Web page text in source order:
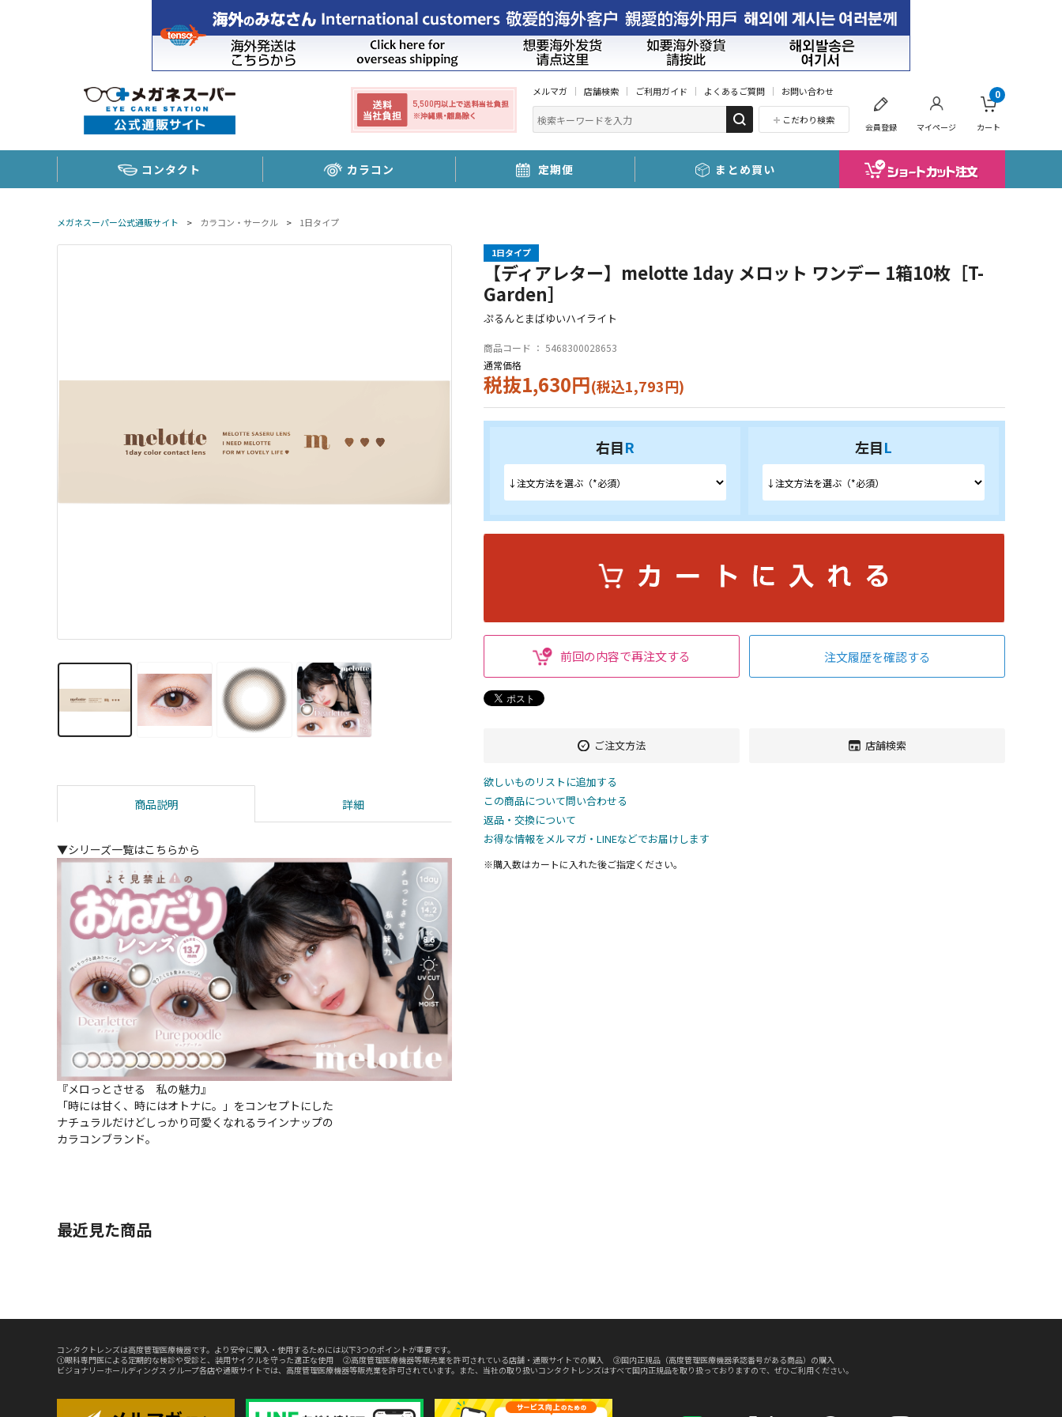
メルマガ 店舗検索 ご利用ガイド よくあるご質問 お問い合わせ
こだわり検索
会員登録 マイページ カート
0
コンタクト カラコン 定期便 まとめ買い
メガネスーパー公式通販サイト > カラコン・サークル > 1日タイプ
商品説明 詳細
▼シリーズ一覧はこちらから
『メロっとさせる 私の魅力』
「時には甘く、時にはオトナに。」をコンセプトにした
ナチュラルだけどしっかり可愛くなれるラインナップの
カラコンブランド。
1日タイプ
【ディアレター】melotte 1day メロット ワンデー 1箱10枚［T-
Garden］
ぷるんとまばゆいハイライト
商品コード ： 5468300028653
通常価格
税抜1,630円(税込1,793円)
右目R 左目L
前回の内容で再注文する 注文履歴を確認する
ご注文方法 店舗検索
欲しいものリストに追加する
この商品について問い合わせる
返品・交換について
お得な情報をメルマガ・LINEなどでお届けします
※購入数はカートに入れた後ご指定ください。
最近見た商品
コンタクトレンズは高度管理医療機器です。より安全に購入・使用するためには以下3つのポイントが重要です。
①眼科専門医による定期的な検診や受診と、装用サイクルを守った適正な使用 ②高度管理医療機器等販売業を許可されている店舗・通販サイトでの購入 ③国内正規品（高度管理医療機器承認番号がある商品）の購入
ビジョナリーホールディングス グループ各店や通販サイトでは、高度管理医療機器等販売業を許可されています。また、当社の取り扱いコンタクトレンズはすべて国内正規品を取り扱っておりますので、ぜひご利用ください。